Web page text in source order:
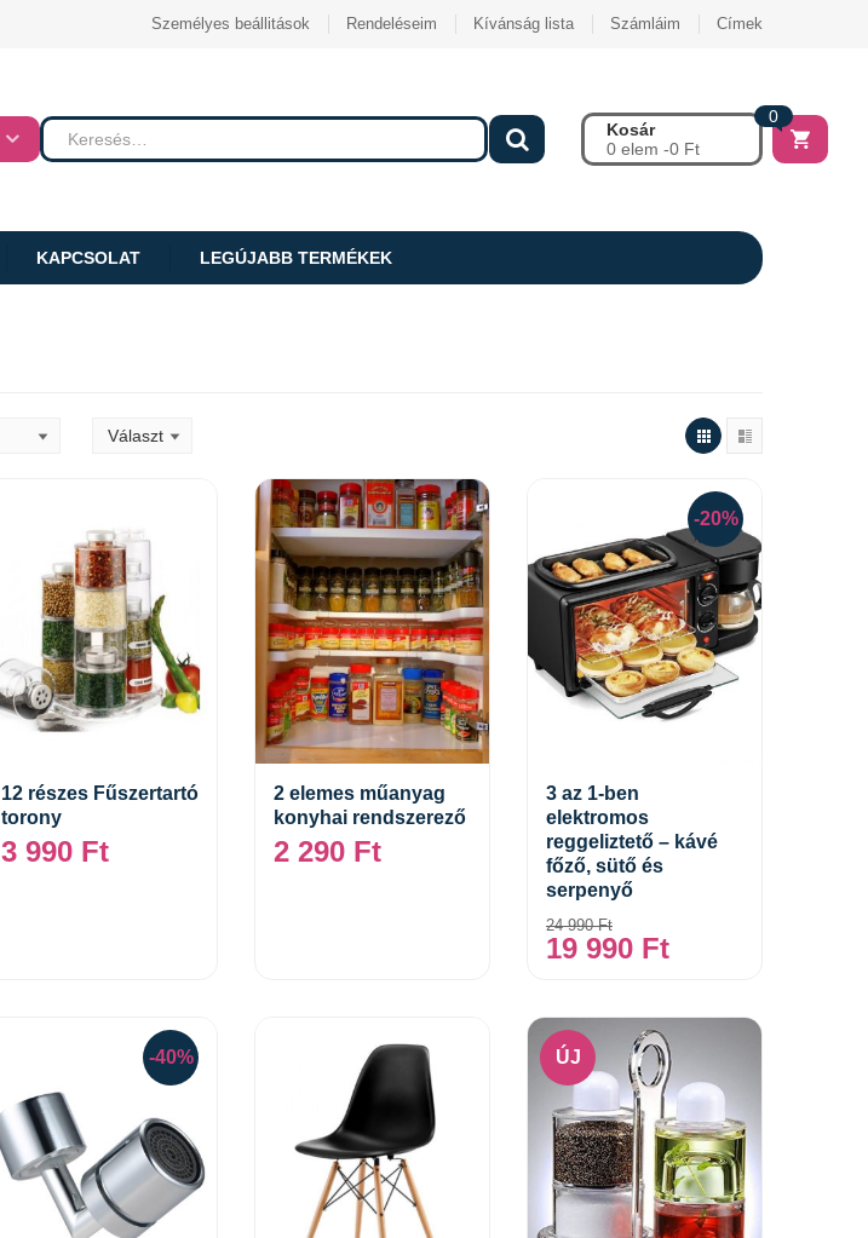
Személyes beállitások Rendeléseim Kívánság lista Számláim Címek
Kosár
0 elem -0 Ft
0
KAPCSOLAT LEGÚJABB TERMÉKEK
Tovább
12 részes Fűszertartó
torony
3 990 Ft Tovább
2 elemes műanyag
konyhai rendszerező
2 290 Ft
-20%
Kosárba teszem
3 az 1-ben
elektromos
reggeliztető – kávé
főző, sütő és
serpenyő
24 990Ft
19 990 Ft
-40% ÚJ